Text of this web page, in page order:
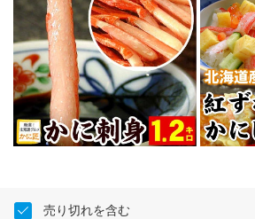
売り切れを含む